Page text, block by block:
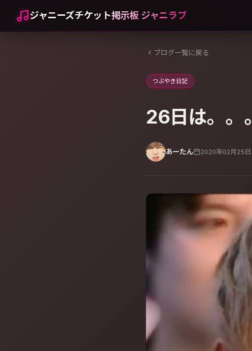
ジャニーズチケット掲示板 ジャニラブ
ブログ一覧に戻る
つぶやき日記
26日は。。。
あーたん 2020年02月25日